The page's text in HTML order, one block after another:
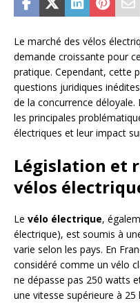
Le marché des vélos
demande croissante pour
pratique. Cependant, cette
questions juridiques
de la concurrence
les principales
électriques et leur impact
Législation et
vélos
Le vélo électrique,
électrique), est soumis à
varie selon les pays. En
considéré comme un vélo
ne dépasse pas 250 watts
une vitesse supérieure à